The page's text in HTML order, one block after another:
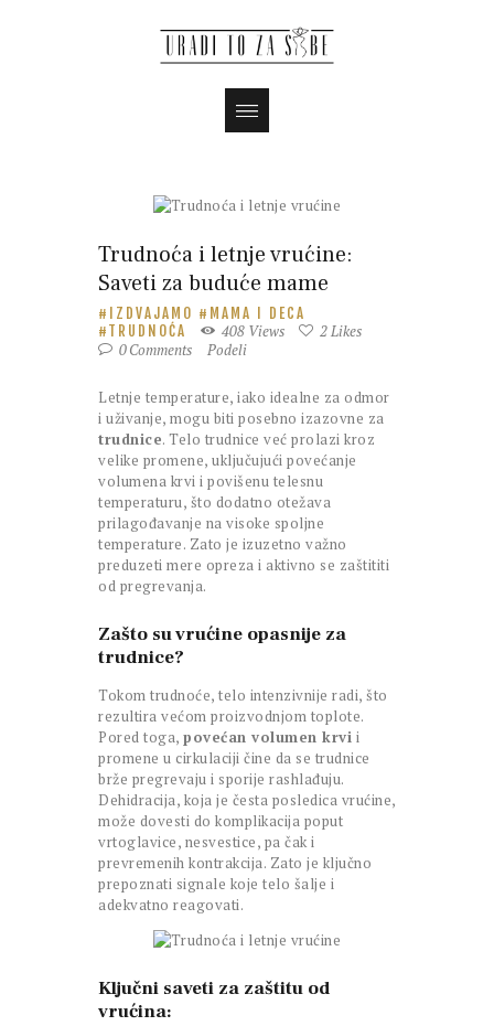
Trudnoća i letnje vrućine:
Saveti za buduće mame
IZDVAJAMO
MAMA I DECA
TRUDNOĆA
408 Views 2 Likes
0Comments Podeli
Letnje temperature, iako idealne za odmor
i uživanje, mogu biti posebno izazovne za
trudnice. Telo trudnice već prolazi kroz
velike promene, uključujući povećanje
volumena krvi i povišenu telesnu
temperaturu, što dodatno otežava
prilagođavanje na visoke spoljne
temperature. Zato je izuzetno važno
preduzeti mere opreza i aktivno se zaštititi
od pregrevanja.
Zašto su vrućine opasnije za
trudnice?
Tokom trudnoće, telo intenzivnije radi, što
rezultira većom proizvodnjom toplote.
Pored toga, povećan volumen krvi i
promene u cirkulaciji čine da se trudnice
brže pregrevaju i sporije rashlađuju.
Dehidracija, koja je česta posledica vrućine,
može dovesti do komplikacija poput
vrtoglavice, nesvestice, pa čak i
prevremenih kontrakcija. Zato je ključno
prepoznati signale koje telo šalje i
adekvatno reagovati.
Ključni saveti za zaštitu od
vrućina: